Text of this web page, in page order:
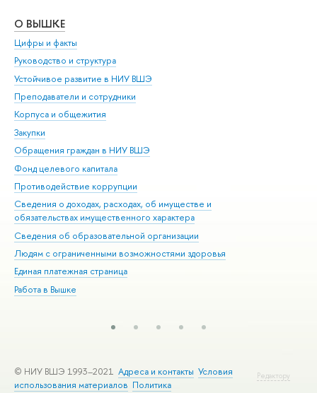
О ВЫШКЕ
Цифры и факты
Руководство и структура
Устойчивое развитие в НИУ ВШЭ
Преподаватели и сотрудники
Корпуса и общежития
Закупки
Обращения граждан в НИУ ВШЭ
Фонд целевого капитала
Противодействие коррупции
Сведения о доходах, расходах, об имуществе и
обязательствах имущественного характера
Сведения об образовательной организации
Людям с ограниченными возможностями здоровья
Единая платежная страница
Работа в Вышке
Редактору
© НИУ ВШЭ 1993–2021 Адреса и контакты Условия
использования материалов Политика